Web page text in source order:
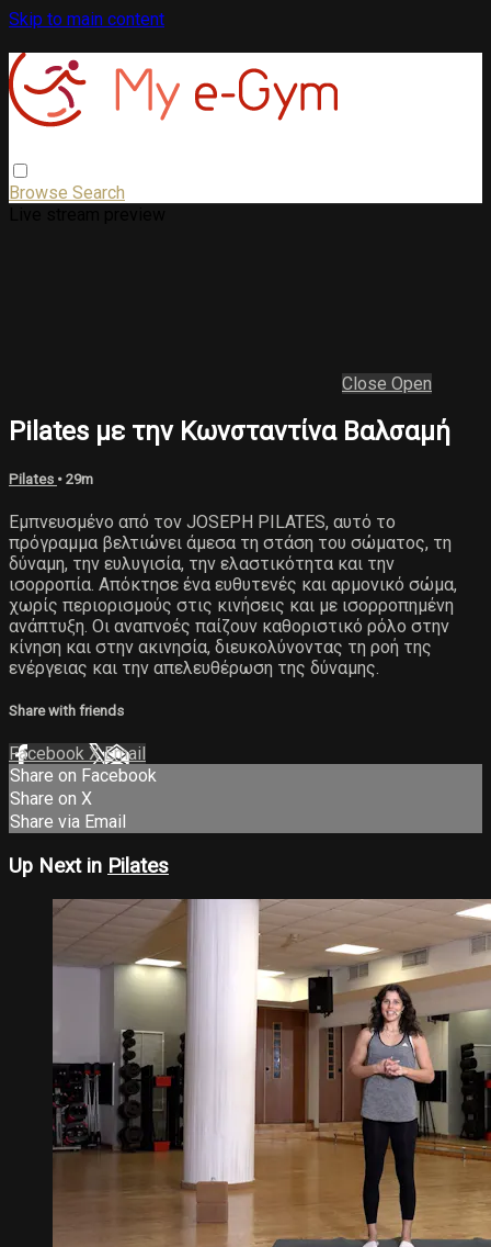
Skip to main content
Browse Search
Close Open
Pilates με την Κωνσταντίνα Βαλσαμή
Pilates • 29m
Εμπνευσμένο από τον JOSEPH PILATES, αυτό το
πρόγραμμα βελτιώνει άμεσα τη στάση του σώματος, τη
δύναμη, την ευλυγισία, την ελαστικότητα και την
ισορροπία. Απόκτησε ένα ευθυτενές και αρμονικό σώμα,
χωρίς περιορισμούς στις κινήσεις και με ισορροπημένη
ανάπτυξη. Οι αναπνοές παίζουν καθοριστικό ρόλο στην
κίνηση και στην ακινησία, διευκολύνοντας τη ροή της
ενέργειας και την απελευθέρωση της δύναμης.
Share with friends
Facebook XEmail
Share on Facebook
Share on X
Share via Email
Up Next in Pilates